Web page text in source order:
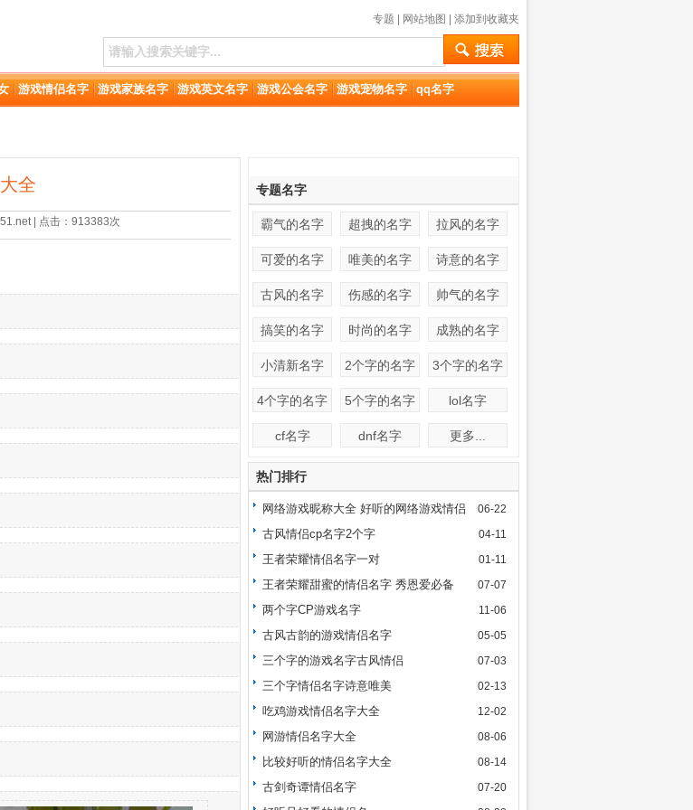
专题 网站地图 添加到收藏夹
游戏情侣名字 游戏家族名字 游戏英文名字 游戏公会名字 游戏宠物名字 qq名字
全
| 点击：913383次
专题名字
霸气的名字 超拽的名字 拉风的名字
可爱的名字 唯美的名字 诗意的名字
古风的名字 伤感的名字 帅气的名字
搞笑的名字 时尚的名字 成熟的名字
小清新名字 2个字的名字 3个字的名字
4个字的名字 5个字的名字 lol名字
cf名字 dnf名字 更多...
热门排行
06-22
网络游戏昵称大全 好听的网络游戏情侣
昵称
04-11
古风情侣cp名字2个字
01-11
王者荣耀情侣名字一对
07-07
王者荣耀甜蜜的情侣名字 秀恩爱必备
11-06
两个字CP游戏名字
05-05
古风古韵的游戏情侣名字
07-03
三个字的游戏名字古风情侣
02-13
三个字情侣名字诗意唯美
12-02
吃鸡游戏情侣名字大全
08-06
网游情侣名字大全
08-14
比较好听的情侣名字大全
07-20
古剑奇谭情侣名字